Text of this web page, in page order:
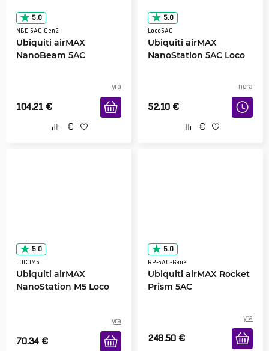
5.0
NBE-5AC-Gen2
Ubiquiti airMAX
NanoBeam 5AC
yra
104.21 €
5.0
Loco5AC
Ubiquiti airMAX
NanoStation 5AC Loco
nėra
52.10 €
5.0
LOCOM5
Ubiquiti airMAX
NanoStation M5 Loco
yra
70.34 €
5.0
RP-5AC-Gen2
Ubiquiti airMAX Rocket
Prism 5AC
yra
248.50 €